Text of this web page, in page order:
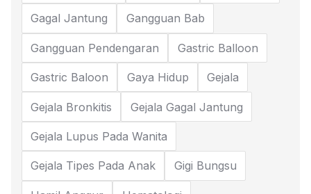
Gagal Jantung Gangguan Bab
Gangguan Pendengaran Gastric Balloon
Gastric Baloon Gaya Hidup Gejala
Gejala Bronkitis Gejala Gagal Jantung
Gejala Lupus Pada Wanita
Gejala Tipes Pada Anak Gigi Bungsu